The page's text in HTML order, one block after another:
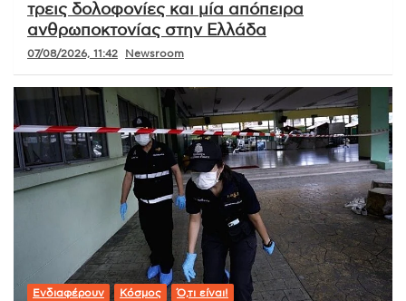
τρεις δολοφονίες και μία απόπειρα
ανθρωποκτονίας στην Ελλάδα
07/08/2026, 11:42 Newsroom
Ενδιαφέρουν Κόσμος Ό,τι είναι!